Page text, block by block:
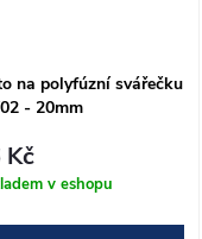
na polyfúzní svářečku
- 20mm
Kč
v eshopu